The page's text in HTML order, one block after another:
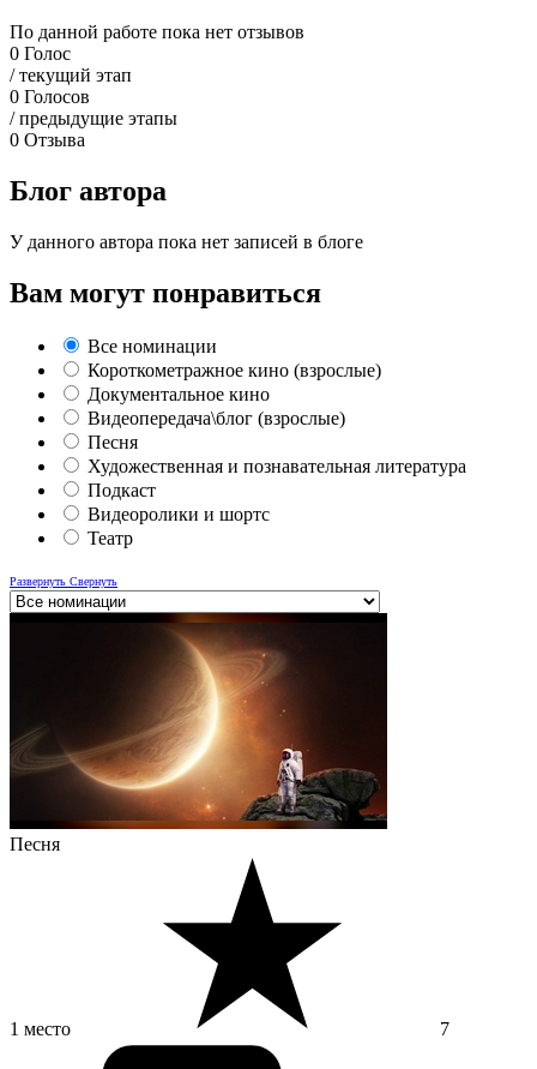
По данной работе пока нет отзывов
0 Голос
/ текущий этап
0 Голосов
/ предыдущие этапы
0 Отзыва
Блог автора
У данного автора пока нет записей в блоге
Вам могут понравиться
Все номинации
Короткометражное кино (взрослые)
Документальное кино
Видеопередача\блог (взрослые)
Песня
Художественная и познавательная литература
Подкаст
Видеоролики и шортс
Театр
Развернуть Свернуть
Песня
1 место 7